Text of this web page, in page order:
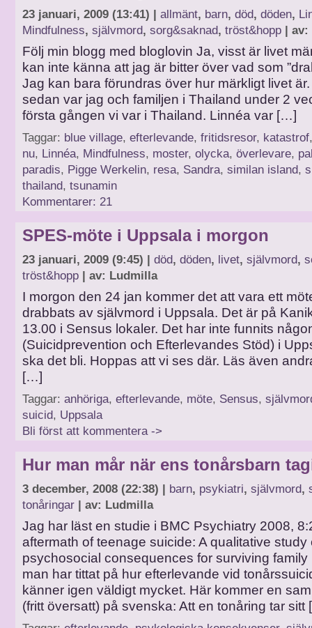
23 januari, 2009 (13:41) | allmänt, barn, död, döden,
Mindfulness, självmord, sorg&saknad, tröst&hopp | av:
Följ min blogg med bloglovin Ja, visst är livet
kan inte känna att jag är bitter över vad som
Jag kan bara förundras över hur märkligt livet
sedan var jag och familjen i Thailand under 2
första gången vi var i Thailand. Linnéa var […]
Taggar: blue village, efterlevande, fritidsresor, katastrof
nu, Linnéa, Mindfulness, moster, olycka, överlevare,
paradis, Pigge Werkelin, resa, Sandra, similan island,
thailand, tsunamin
Kommentarer: 21
SPES-möte i Uppsala i morgon
23 januari, 2009 (9:45) | död, döden, livet, självmord,
tröst&hopp | av: Ludmilla
I morgon den 24 jan kommer det att vara ett
drabbats av självmord i Uppsala. Det är på
13.00 i Sensus lokaler. Det har inte funnits
(Suicidprevention och Efterlevandes Stöd) i
ska det bli. Hoppas att vi ses där. Läs även
[…]
Taggar: anhöriga, efterlevande, möte, Sensus,
suicid, Uppsala
Bli först att kommentera ->
Hur man mår när ens tonårsbarn
3 december, 2008 (22:38) | barn, psykiatri, självmord,
tonåringar | av: Ludmilla
Jag har läst en studie i BMC Psychiatry 2008,
aftermath of teenage suicide: A qualitative study
psychosocial consequences for surviving family
man har tittat på hur efterlevande vid
känner igen väldigt mycket. Här kommer en
(fritt översatt) på svenska: Att en tonåring tar